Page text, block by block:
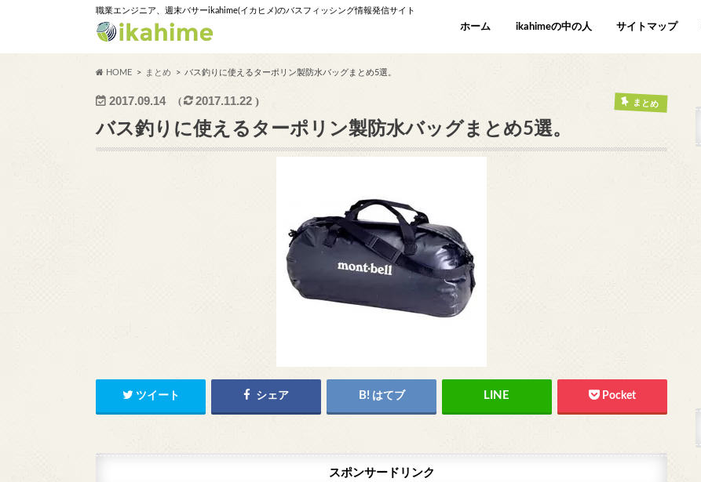
職業エンジニア、週末バサーikahime(イカヒメ)のバスフィッシング情報発信サイト
ホーム ikahimeの中の人 サイトマップ
HOME まとめ バス釣りに使えるターポリン製防水バッグまとめ5選。
2017.09.14 2017.11.22 まとめ
バス釣りに使えるターポリン製防水バッグまとめ5選。
ツイート シェア はてブ Pocket
スポンサードリンク